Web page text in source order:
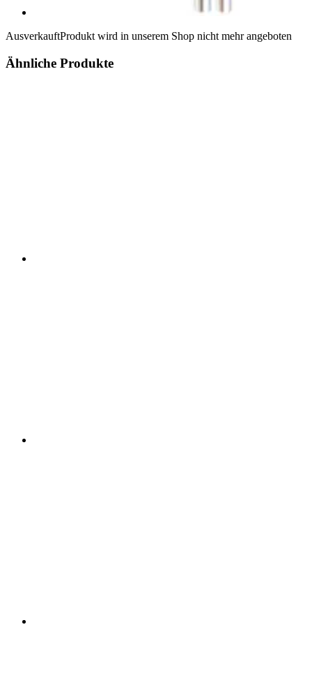
AusverkauftProdukt wird in unserem Shop nicht mehr angeboten
Ähnliche Produkte